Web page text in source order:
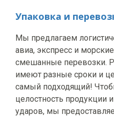
Упаковка и
Мы предлагаем
авиа, экспресс и
смешанные перевозки.
имеют разные сроки и
самый подходящий!
целостность продукции
ударов, мы